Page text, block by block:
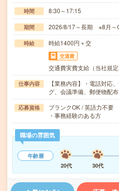
時間 8:30～17:15
期間 2026/8/17～長期 ※8月～
時給 時給1400円＋交
交通費
交通費実費支給（当社規定
仕事内容
【業務内容】・電話対応
グ、会議準備、郵便物配
応募資格
ブランクOK / 英語力不要
・事務経験のある方
職場の雰囲気
年齢層
20代
30代